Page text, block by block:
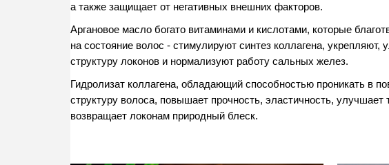
а также защищает от негативных внешних факторов.
Аргановое масло богато витаминами и кислотами, которые
на состояние волос - стимулируют синтез коллагена, укрепляют,
структуру локонов и нормализуют работу сальных желез.
Гидролизат коллагена, обладающий способностью проникать в
структуру волоса, повышает прочность, эластичность, улучшает
возвращает локонам природный блеск.